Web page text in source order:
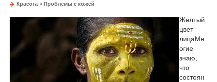
Красота » Проблемы с кожей
Желтый
цвет
лицаМн
огие
знаю,
что
состоян